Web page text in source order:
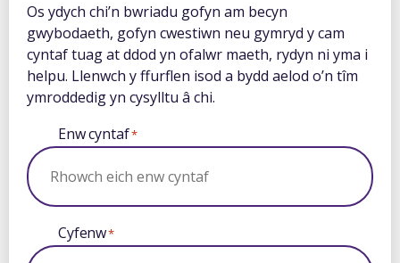
Os ydych chi’n bwriadu gofyn am becyn
gwybodaeth, gofyn cwestiwn neu gymryd y cam
cyntaf tuag at ddod yn ofalwr maeth, rydyn ni yma i
helpu. Llenwch y ffurflen isod a bydd aelod o’n tîm
ymroddedig yn cysylltu â chi.
Enw cyntaf*
Cyfenw*